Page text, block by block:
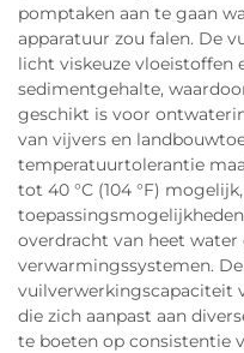
pomptaken aan te gaan
apparatuur zou falen. De
licht viskeuze vloeistoffen
sedimentgehalte,
geschikt is voor
van vijvers en
temperatuurtolerantie
tot 40 °C (104 °F)
overdracht van heet
verwarmingssystemen.
vuilverwerkingscapaciteit
die zich aanpast aan
te boeten op consistentie